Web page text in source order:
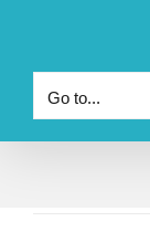
content
Go to...